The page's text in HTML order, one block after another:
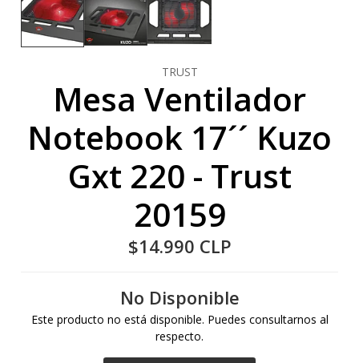
TRUST
Mesa Ventilador
Notebook 17´´ Kuzo
Gxt 220 - Trust
20159
$14.990 CLP
No Disponible
Este producto no está disponible. Puedes consultarnos al
respecto.